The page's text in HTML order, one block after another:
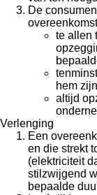
De
te allen
hem
altijd
Verlenging
Een
en die strekt
(elektriciteit
stilzwijgend
bepaalde